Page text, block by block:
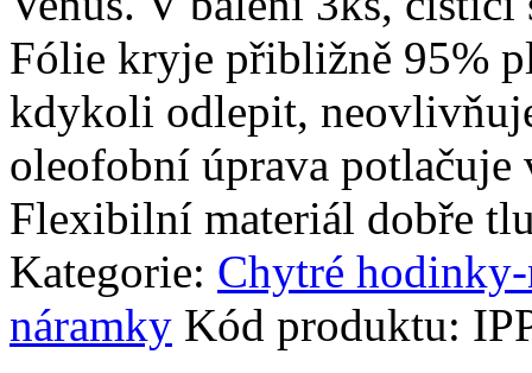
Fólie kryje přibližně 95%
kdykoli odlepit,
oleofobní úprava
Flexibilní materiál dobře
Kategorie: Chytré
náramky Kód produktu: